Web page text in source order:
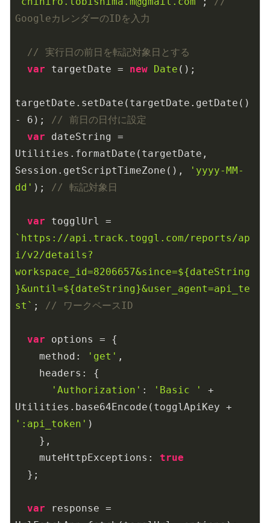
GoogleカレンダーのIDを入力
// 実行日の前日を転記対象日とする
var targetDate = new Date ();
targetDate.setDate(targetDate.getDate()
- 6 ); // 前日の日付に設定
var dateString =
Utilities.formatDate(targetDate,
Session.getScriptTimeZone(),
'yyyy-MM-
dd' ); // 転記対象日
var
`https://api.track.toggl.com/reports/ap
i/v2/details?
workspace_id=8206657&since=${dateString
}&until=${dateString}&user_agent=api_te
st` ; // ワークペースID
var options = {
method : 'get' ,
headers : {
'Authorization' : 'Basic '
+
':api_token' )
muteHttpExceptions : true
var response =